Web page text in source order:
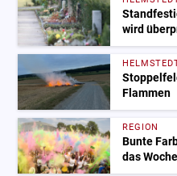
wird
Flammen
REGION
Bunte
das